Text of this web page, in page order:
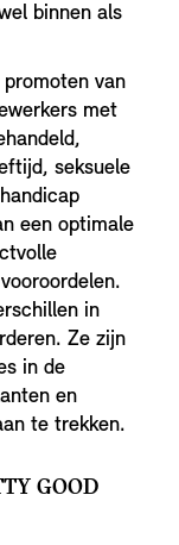
binnen als
van
met
seksuele
een optimale
in
Ze zijn
in de
en
te trekken.
GOOD